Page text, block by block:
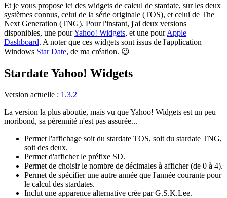
Et je vous propose ici des widgets de calcul de stardate, sur les deux
systèmes connus, celui de la série originale (TOS), et celui de The
Next Generation (TNG). Pour l'instant, j'ai deux versions
disponibles, une pourYahoo! Widgets, et une pourApple
Dashboard. A noter que ces widgets sont issus de l'application
Windows Star Date, de ma création. 😉
Stardate Yahoo! Widgets
Version actuelle : 1.3.2
La version la plus aboutie, mais vu que Yahoo! Widgets est un peu
moribond, sa pérennité n'est pas assurée...
Permet l'affichage soit du stardate TOS, soit du stardate TNG,
soit des deux.
Permet d'afficher le préfixe SD.
Permet de choisir le nombre de décimales à afficher (de 0 à 4).
Permet de spécifier une autre année que l'année courante pour
le calcul des stardates.
Inclut une apparence alternative crée par G.S.K.Lee.